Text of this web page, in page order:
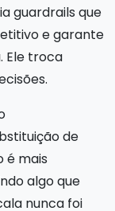
guardrails que
e garante
Ele troca
de
é mais
algo que
nunca foi